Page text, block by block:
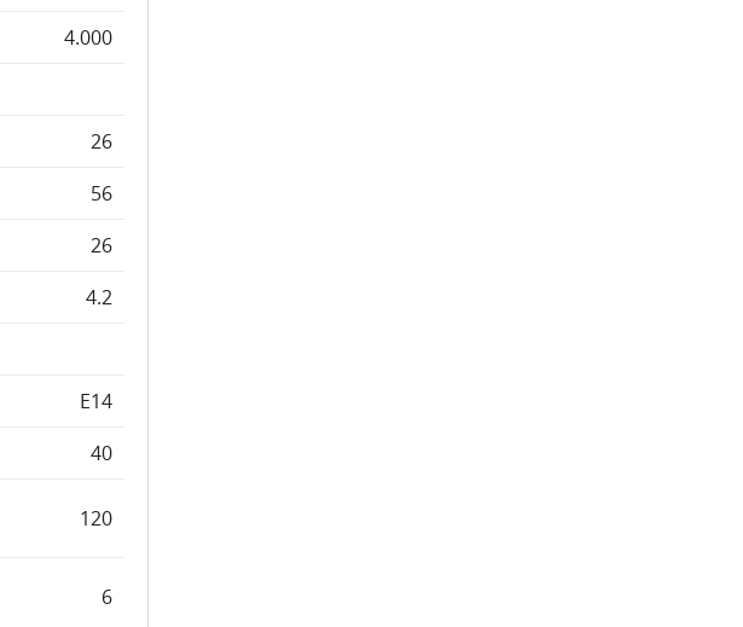
4.000
26
56
26
4.2
E14
40
120
6